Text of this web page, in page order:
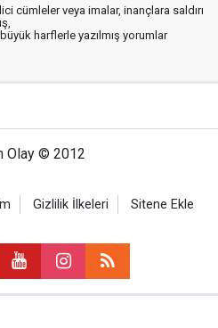
cümleler veya imalar, inançlara saldırı
harflerle yazılmış yorumlar
Olay © 2012
Gizlilik İlkeleri Sitene Ekle